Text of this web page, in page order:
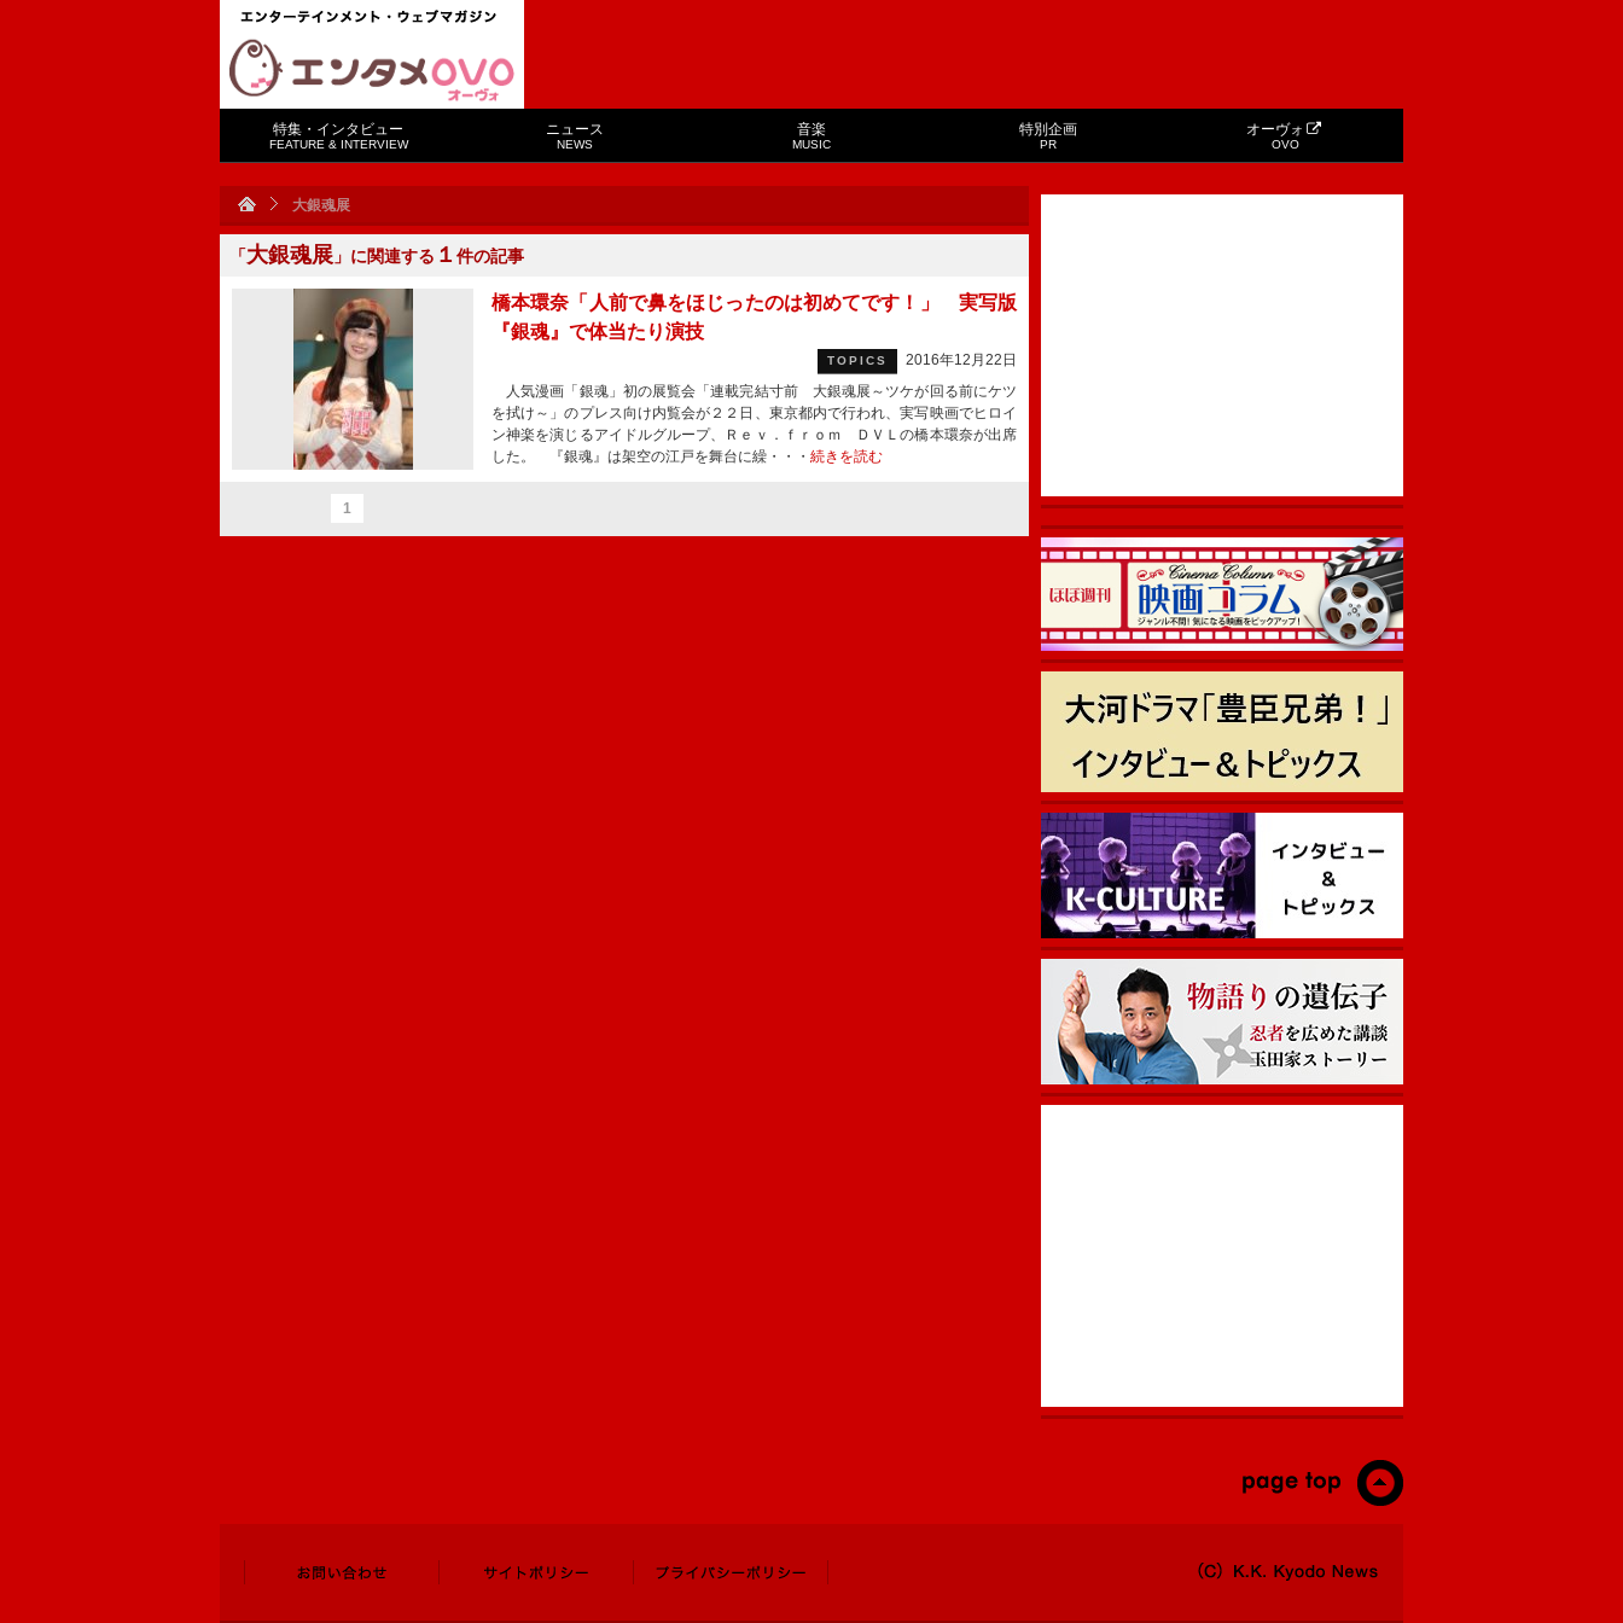
特集・インタビュー
FEATURE & INTERVIEW
ニュース
NEWS
音楽
MUSIC
特別企画
PR
オーヴォ
OVO
大銀魂展
「大銀魂展 」に関連する １ 件の記事
橋本環奈「人前で鼻をほじったのは初めてです！」 実写版
『銀魂』で体当たり演技
TOPICS
2016年12月22日
人気漫画「銀魂」初の展覧会「連載完結寸前 大銀魂展～ツケが回る前にケツ
を拭け～」のプレス向け内覧会が２２日、東京都内で行われ、実写映画でヒロイ
ン神楽を演じるアイドルグループ、Ｒｅｖ．ｆｒｏｍ ＤＶＬの橋本環奈が出席
した。 『銀魂』は架空の江戸を舞台に繰・・・ 続きを読む
1